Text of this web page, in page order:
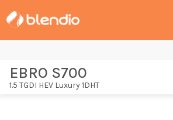
EBRO S700
1.5 TGDI HEV Luxury 1DHT